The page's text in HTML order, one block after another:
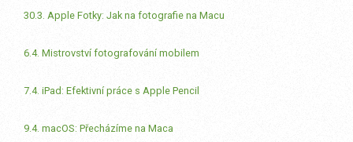
30.3. Apple Fotky: Jak na fotografie na Macu
6.4. Mistrovství fotografování mobilem
7.4. iPad: Efektivní práce s Apple Pencil
9.4. macOS: Přecházíme na Maca